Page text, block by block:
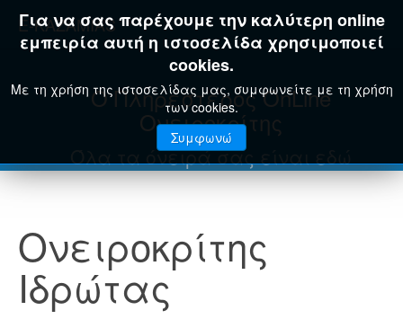
E-KAZAMIAS
Για να σας παρέχουμε την καλύτερη online
εμπειρία αυτή η ιστοσελίδα χρησιμοποιεί
cookies.
Με τη χρήση της ιστοσελίδας μας, συμφωνείτε με τη χρήση
των cookies.
Συμφωνώ
Ο Πληρέστερος OnLine
Ονειροκρίτης
Όλα τα όνειρά σας είναι εδώ
Ονειροκρίτης
Ιδρώτας